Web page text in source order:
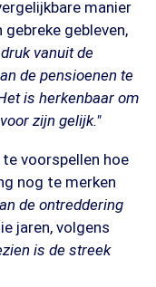
manier
gebleven,
vanuit de
de pensioenen te
is herkenbaar om
zijn gelijk."
voorspellen hoe
nog te merken
de ontreddering
jaren, volgens
is de streek